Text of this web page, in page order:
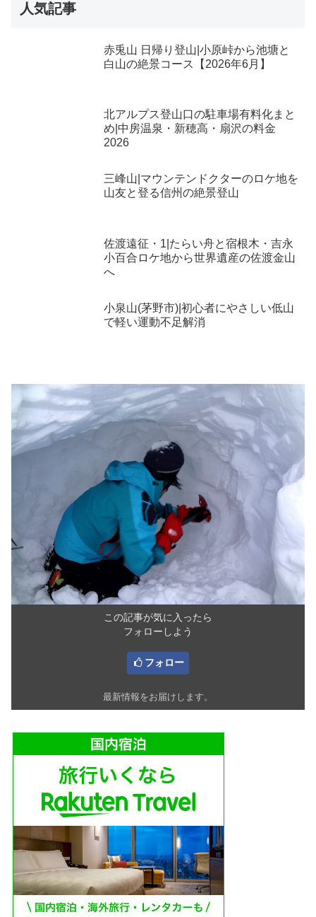
人気記事
赤兎山 日帰り登山|小原峠から池塘と
白山の絶景コース【2026年6月】
北アルプス登山口の駐車場有料化まと
め|中房温泉・新穂高・扇沢の料金
2026
三峰山|マウンテンドクターのロケ地を
山友と登る信州の絶景登山
佐渡遠征・1|たらい舟と宿根木・吉永
小百合ロケ地から世界遺産の佐渡金山
へ
小泉山(茅野市)|初心者にやさしい低山
で軽い運動不足解消
この記事が気に入ったら
フォローしよう
フォロー
最新情報をお届けします。